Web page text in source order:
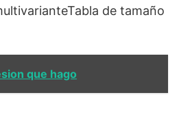
de tamaño
que hago